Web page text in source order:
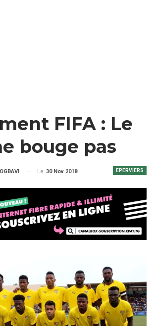
FIFA : Le
bouge pas
EPERVIERS
Le 30 Nov 2018